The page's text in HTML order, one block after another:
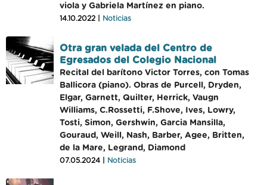
viola y Gabriela Martínez en piano.
14.10.2022 | Noticias
Otra gran velada del Centro de
Egresados del Colegio Nacional
Recital del barítono Victor Torres, con Tomas
Ballicora (piano). Obras de Purcell, Dryden,
Elgar, Garnett, Quilter, Herrick, Vaugn
Williams, C.Rossetti, F.Shove, Ives, Lowry,
Tosti, Simon, Gershwin, Garcia Mansilla,
Gouraud, Weill, Nash, Barber, Agee, Britten,
de la Mare, Legrand, Diamond
07.05.2024 | Noticias